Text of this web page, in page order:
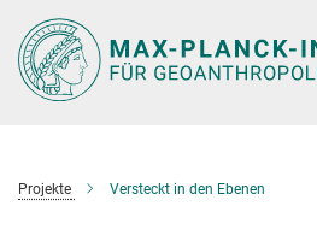
Hauptinhalt
Projekte Versteckt in den Ebenen